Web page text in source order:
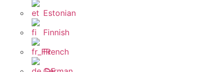
Estonian
Finnish
French